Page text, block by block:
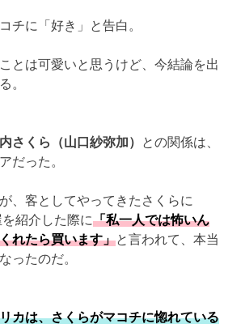
チに「好き」と告白。
とは可愛いと思うけど、今結論を出
。
さくら（山口紗弥加） との関係は、
だった。
、客としてやってきたさくらに
紹介した際に「私一人では怖いん
れたら買います」と言われて、本当
ったのだ。
カは、さくらがマコチに惚れている